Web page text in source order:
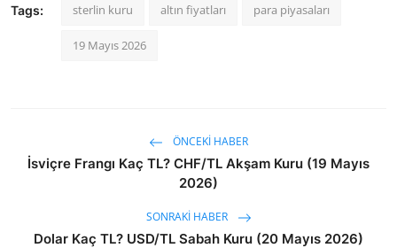
Tags: sterlin kuru altın fiyatları para piyasaları
19 Mayıs 2026
ÖNCEKI HABER
İsviçre Frangı Kaç TL? CHF/TL Akşam Kuru (19 Mayıs
2026)
SONRAKI HABER
Dolar Kaç TL? USD/TL Sabah Kuru (20 Mayıs 2026)